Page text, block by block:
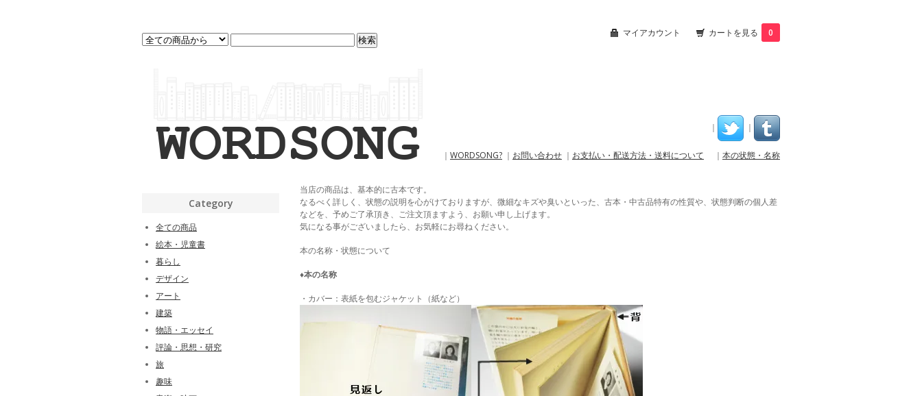
マイアカウント カートを見る 0
｜ ｜
｜ WORDSONG? ｜ お問い合わせ ｜ お支払い・配送方法・送料について ｜ 本の状態・名称
当店の商品は、基本的に古本です。
なるべく詳しく、状態の説明を心がけておりますが、微細なキズや臭いといった、古本・中古品特有の性質や、状態判断の個人差
などを、予めご了承頂き、ご注文頂ますよう、お願い申し上げます。
気になる事がございましたら、お気軽にお尋ねください。
本の名称・状態について
♦本の名称
・カバー：表紙を包むジャケット（紙など）
Category
全ての商品
絵本・児童書
暮らし
デザイン
アート
建築
物語・エッセイ
評論・思想・研究
旅
趣味